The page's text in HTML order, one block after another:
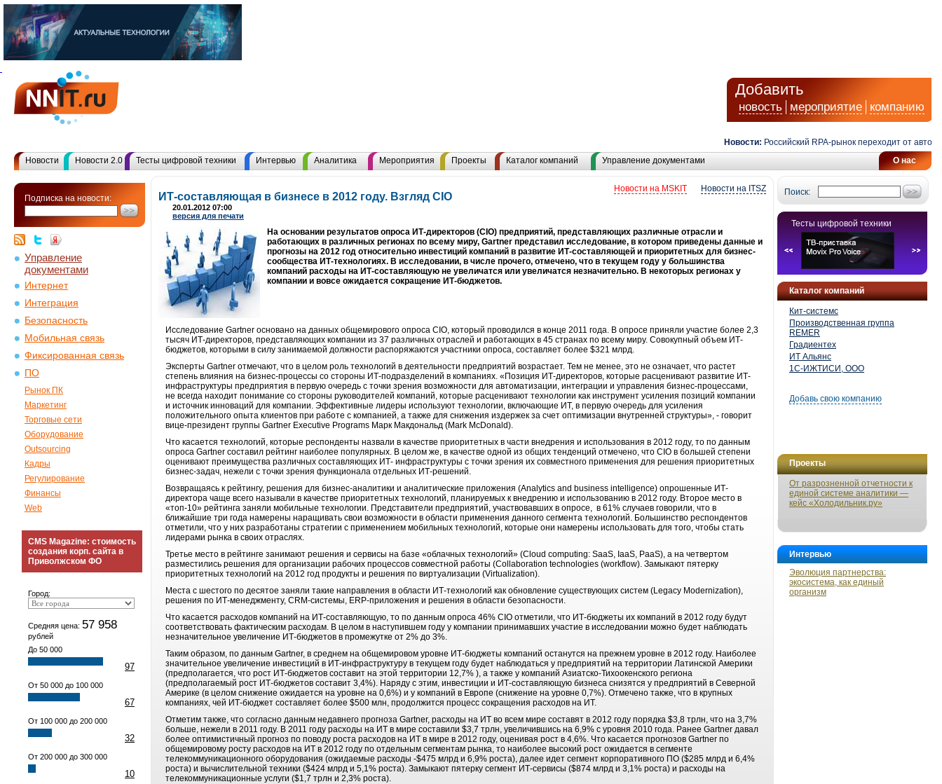
Добавить
новость мероприятие компанию
Новости: Российский RPA-рынок переходит от
О нас
Новости Новости 2.0 Тесты цифровой техники Интервью Аналитика Мероприятия Проекты Каталог компаний Управление документами
Подписка на новости:
Управление
документами
Интернет
Интеграция
Безопасность
Мобильная связь
Фиксированная связь
ПО
Рынок ПК
Маркетинг
Торговые сети
Оборудование
Outsourcing
Кадры
Регулирование
Финансы
Web
CMS Magazine: стоимость
создания корп. сайта в
Приволжском ФО
Город:
Средняя цена: 57 958
рублей
До 50 000
97
От 50 000 до 100 000
67
От 100 000 до 200 000
32
От 200 000 до 300 000
10
Поиск:
Тесты цифровой техники
Каталог компаний
Кит-системс
Производственная группа
REMER
Градиентех
ИТ Альянс
1С-ИЖТИСИ, ООО
Добавь свою компанию
Проекты
От разрозненной отчетности к
единой системе аналитики —
кейс «Холодильник.ру»
Интервью
Эволюция партнерства:
экосистема, как единый
организм
Новости на ITSZ
Новости на MSKIT
ИТ-составляющая в бизнесе в 2012 году. Взгляд CIO
20.01.2012 07:00
версия для печати
На основании результатов опроса ИТ-директоров (CIO) предприятий, представляющих различные отрасли и
работающих в различных регионах по всему миру, Gartner представил исследование, в котором приведены данные и
прогнозы на 2012 год относительно инвестиций компаний в развитие ИТ-составляющей и приоритетных для бизнес-
сообщества ИТ-технологиях. В исследовании, в числе прочего, отмечено, что в текущем году у большинства
компаний расходы на ИТ-составляющую не увеличатся или увеличатся незначительно. В некоторых регионах у
компании и вовсе ожидается сокращение ИТ-бюджетов.
Исследование Gartner основано на данных общемирового опроса CIO, который проводился в конце 2011 года. В опросе приняли участие более 2,3
тысяч ИТ-директоров, представляющих компании из 37 различных отраслей и работающих в 45 странах по всему миру. Совокупный объем ИТ-
бюджетов, которыми в силу занимаемой должности распоряжаются участники опроса, составляет более $321 млрд.
Эксперты Gartner отмечают, что в целом роль технологий в деятельности предприятий возрастает. Тем не менее, это не означает, что растет
степень влияния на бизнес-процессы со стороны ИТ-подразделений в компаниях. «Позиция ИТ-директоров, которые расценивают развитие ИТ-
инфраструктуры предприятия в первую очередь с точки зрения возможности для автоматизации, интеграции и управления бизнес-процессами,
не всегда находит понимание со стороны руководителей компаний, которые расценивают технологии как инструмент усиления позиций компании
и источник инноваций для компании. Эффективные лидеры используют технологии, включающие ИТ, в первую очередь для усиления
положительного опыта клиентов при работе с компанией, а также для снижения издержек за счет оптимизации внутренней структуры», - говорит
вице-президент группы Gartner Executive Programs Марк Макдональд (Mark McDonald).
Что касается технологий, которые респонденты назвали в качестве приоритетных в части внедрения и использования в 2012 году, то по данным
опроса Gartner составил рейтинг наиболее популярных. В целом же, в качестве одной из общих тенденций отмечено, что CIO в большей степени
оценивают преимущества различных составляющих ИТ- инфраструктуры с точки зрения их совместного применения для решения приоритетных
бизнес-задач, нежели с точки зрения функционала отдельных ИТ-решений.
Возвращаясь к рейтингу, решения для бизнес-аналитики и аналитические приложения (Analytics and business intelligence) опрошенные ИТ-
директора чаще всего называли в качестве приоритетных технологий, планируемых к внедрению и использованию в 2012 году. Второе место в
«топ-10» рейтинга заняли мобильные технологии. Представители предприятий, участвовавших в опросе, в 61% случаев говорили, что в
ближайшие три года намерены наращивать свои возможности в области применения данного сегмента технологий. Большинство респондентов
отметили, что у них разработаны стратегии с применением мобильных технологий, которые они намерены использовать для того, чтобы стать
лидерами рынка в своих отраслях.
Третье место в рейтинге занимают решения и сервисы на базе «облачных технологий» (Cloud computing: SaaS, IaaS, PaaS), а на четвертом
разместились решения для организации рабочих процессов совместной работы (Collaboration technologies (workflow). Замыкают пятерку
приоритетных технологий на 2012 год продукты и решения по виртуализации (Virtualization).
Места с шестого по десятое заняли такие направления в области ИТ-технологий как обновление существующих систем (Legacy Modernization),
решения по ИТ-менеджменту, CRM-системы, ERP-приложения и решения в области безопасности.
Что касается расходов компаний на ИТ-составляющую, то по данным опроса 46% CIO отметили, что ИТ-бюджеты их компаний в 2012 году будут
соответствовать фактическим расходам. В целом в наступившем году у компании принимавших участие в исследовании можно будет наблюдать
незначительное увеличение ИТ-бюджетов в промежутке от 2% до 3%.
Таким образом, по данным Gartner, в среднем на общемировом уровне ИТ-бюджеты компаний останутся на прежнем уровне в 2012 году. Наиболее
значительное увеличение инвестиций в ИТ-инфраструктуру в текущем году будет наблюдаться у предприятий на территории Латинской Америки
(предполагается, что рост ИТ-бюджетов составит на этой территории 12,7% ), а также у компаний Азиатско-Тихоокенского региона
(предполагаемый рост ИТ-бюджетов составит 3,4%). Наряду с этим, инвестиции и ИТ-составляющую бизнеса снизятся у предприятий в Северной
Америке (в целом снижение ожидается на уровне на 0,6%) и у компаний в Европе (снижение на уровне 0,7%). Отмечено также, что в крупных
компаниях, чей ИТ-бюджет составляет более $500 млн, продолжится процесс сокращения расходов на ИТ.
Отметим также, что согласно данным недавнего прогноза Gartner, расходы на ИТ во всем мире составят в 2012 году порядка $3,8 трлн, что на 3,7%
больше, нежели в 2011 году. В 2011 году расходы на ИТ в мире составили $3,7 трлн, увеличившись на 6,9% с уровня 2010 года. Ранее Gartner давал
более оптимистичный прогноз по поводу роста расходов на ИТ в мире в 2012 году, оценивая рост в 4,6%. Что касается прогнозов Gartner по
общемировому росту расходов на ИТ в 2012 году по отдельным сегментам рынка, то наиболее высокий рост ожидается в сегменте
телекоммуникационного оборудования (ожидаемые расходы -$475 млрд и 6,9% роста), далее идет сегмент корпоративного ПО ($285 млрд и 6,4%
роста) и вычислительной техники ($424 млрд и 5,1% роста). Замыкают пятерку сегмент ИТ-сервисы ($874 млрд и 3,1% роста) и расходы на
телекоммуникационные услуги ($1,7 трлн и 2,3% роста).